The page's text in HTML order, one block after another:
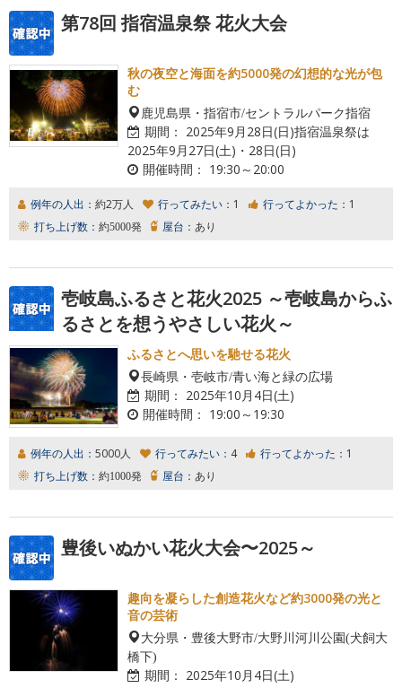
第78回 指宿温泉祭 花火大会
秋の夜空と海面を約5000発の幻想的な光が包
む
鹿児島県・指宿市/セントラルパーク指宿
期間： 2025年9月28日(日)指宿温泉祭は
2025年9月27日(土)・28日(日)
開催時間： 19:30～20:00
例年の人出： 約2万人 行ってみたい： 1 行ってよかった： 1
打ち上げ数： 約5000発 屋台： あり
壱岐島ふるさと花火2025 ～壱岐島からふ
るさとを想うやさしい花火～
ふるさとへ思いを馳せる花火
長崎県・壱岐市/青い海と緑の広場
期間： 2025年10月4日(土)
開催時間： 19:00～19:30
例年の人出： 5000人 行ってみたい： 4 行ってよかった： 1
打ち上げ数： 約1000発 屋台： あり
豊後いぬかい花火大会〜2025～
趣向を凝らした創造花火など約3000発の光と
音の芸術
大分県・豊後大野市/大野川河川公園(犬飼大
橋下)
期間： 2025年10月4日(土)